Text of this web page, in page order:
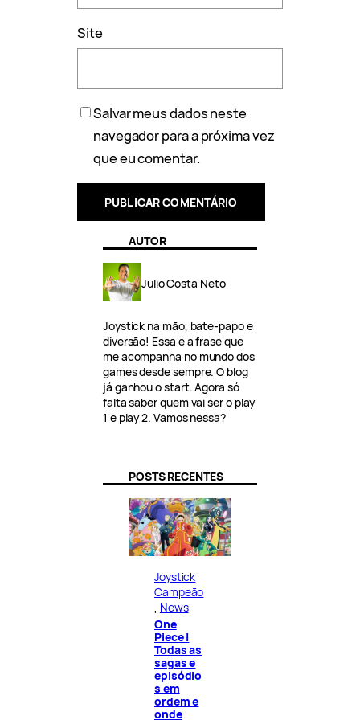
Site
Salvar meus dados neste
navegador para a próxima vez
que eu comentar.
AUTOR
Julio Costa Neto
Joystick na mão, bate-papo e
diversão! Essa é a frase que
me acompanha no mundo dos
games desde sempre. O blog
já ganhou o start. Agora só
falta saber quem vai ser o play
1 e play 2. Vamos nessa?
POSTS RECENTES
Joystick
Campeão
News
One
Piece |
Todas as
sagas e
episódio
s em
ordem e
onde